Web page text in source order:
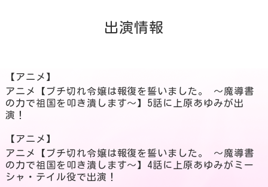
出演情報
【アニメ】
アニメ【ブチ切れ令嬢は報復を誓いました。 ～魔導書
の力で祖国を叩き潰します～】5話に上原あゆみが出
演！
【アニメ】
アニメ【ブチ切れ令嬢は報復を誓いました。 ～魔導書
の力で祖国を叩き潰します～】4話に上原あゆみがミー
シャ・テイル役で出演！